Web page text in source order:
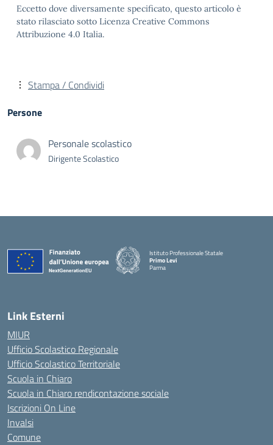
Eccetto dove diversamente specificato, questo articolo è
stato rilasciato sotto Licenza Creative Commons
Attribuzione 4.0 Italia.
Stampa / Condividi
Persone
Personale scolastico
Dirigente Scolastico
Istituto Professionale Statale
Primo Levi
Parma
Link Esterni
MIUR
Ufficio Scolastico Regionale
Ufficio Scolastico Territoriale
Scuola in Chiaro
Scuola in Chiaro rendicontazione sociale
Iscrizioni On Line
Invalsi
Comune